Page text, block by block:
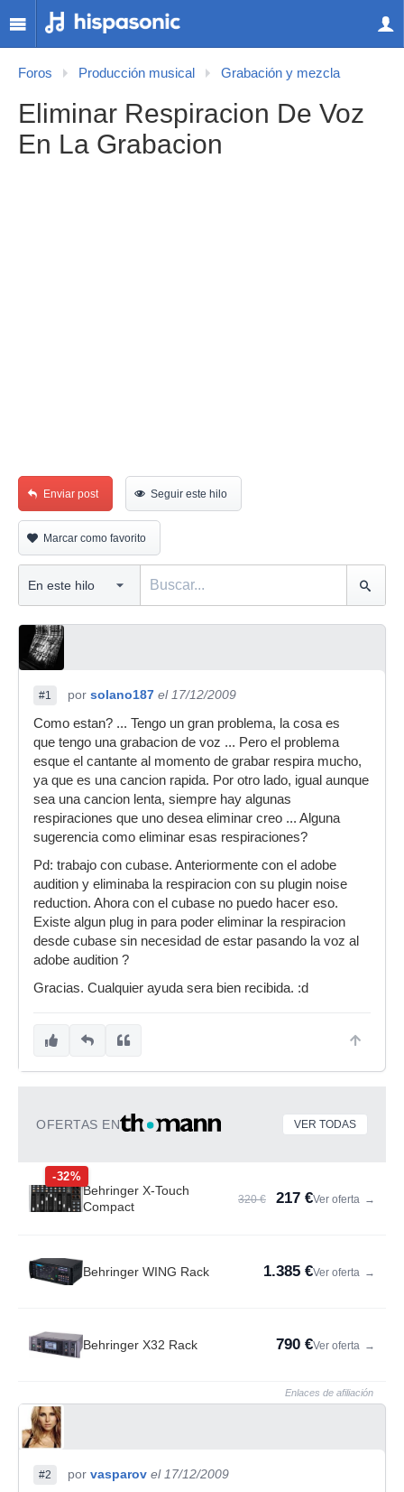
Foros Producción musical Grabación y mezcla
Eliminar Respiracion De Voz
En La Grabacion
Enviar post Seguir este hilo
Marcar como favorito
#1 por solano187 el 17/12/2009
Como estan? ... Tengo un gran problema, la cosa es
que tengo una grabacion de voz ... Pero el problema
esque el cantante al momento de grabar respira mucho,
ya que es una cancion rapida. Por otro lado, igual aunque
sea una cancion lenta, siempre hay algunas
respiraciones que uno desea eliminar creo ... Alguna
sugerencia como eliminar esas respiraciones?
Pd: trabajo con cubase. Anteriormente con el adobe
audition y eliminaba la respiracion con su plugin noise
reduction. Ahora con el cubase no puedo hacer eso.
Existe algun plug in para poder eliminar la respiracion
desde cubase sin necesidad de estar pasando la voz al
adobe audition ?
Gracias. Cualquier ayuda sera bien recibida. :d
OFERTAS EN VER TODAS
-32%
Behringer X-Touch
Compact
320 € 217 €Ver oferta →
Behringer WING Rack 1.385 €Ver oferta →
Behringer X32 Rack 790 €Ver oferta →
Enlaces de afiliación
#2 por vasparov el 17/12/2009